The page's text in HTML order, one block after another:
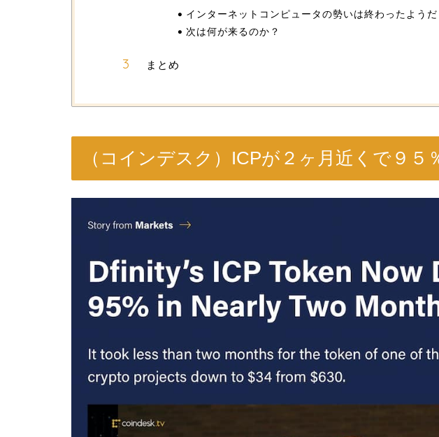
インターネットコンピュータの勢いは終わったようだ
次は何が来るのか？
まとめ
（コインデスク）ICPが２ヶ月近くで９５